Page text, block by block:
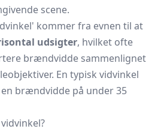
scene.
kommer fra evnen til at
udsigter, hvilket ofte
brændvidde sammenlignet
En typisk vidvinkel
brændvidde på under 35